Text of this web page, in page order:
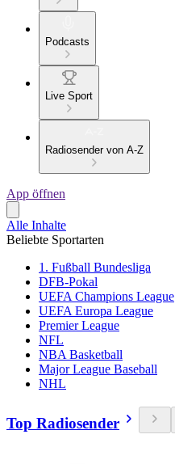
Podcasts
Live Sport
Radiosender von A-Z
App öffnen
Alle Inhalte
Beliebte Sportarten
1. Fußball Bundesliga
DFB-Pokal
UEFA Champions League
UEFA Europa League
Premier League
NFL
NBA Basketball
Major League Baseball
NHL
Top Radiosender